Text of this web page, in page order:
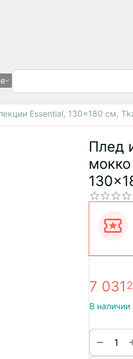
Essential, 130x180 см,
Плед
7 031
В наличии
−